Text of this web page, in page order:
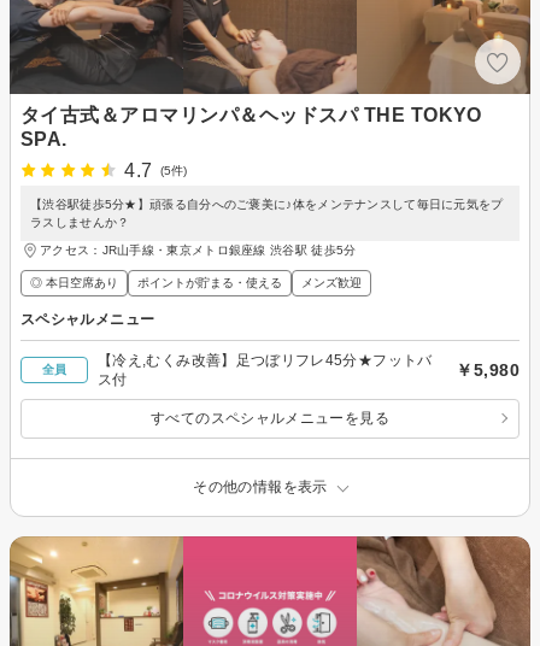
タイ古式＆アロマリンパ＆ヘッドスパ THE TOKYO
SPA.
4.7
(5件)
【渋谷駅徒歩5分★】頑張る自分へのご褒美に♪体をメンテナンスして毎日に元気をプ
ラスしませんか？
アクセス：JR山手線・東京メトロ銀座線 渋谷駅 徒歩5分
◎ 本日空席あり ポイントが貯まる・使える メンズ歓迎
スペシャルメニュー
全員
【冷え,むくみ改善】足つぼリフレ45分★フットバ
ス付
￥5,980
すべてのスペシャルメニューを見る
その他の情報を表示